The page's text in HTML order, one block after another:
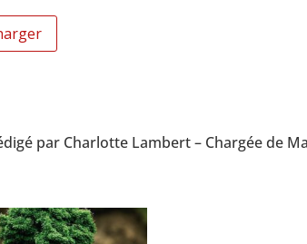
par Charlotte Lambert – Chargée de